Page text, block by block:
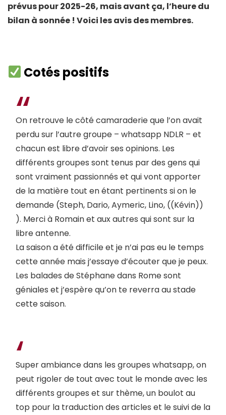
prévus pour 2025-26, mais avant ça, l’heure du
bilan à sonnée ! Voici les avis des membres.
Cotés positifs
On retrouve le côté camaraderie que l’on avait
perdu sur l’autre groupe – whatsapp NDLR – et
chacun est libre d’avoir ses opinions. Les
différents groupes sont tenus par des gens qui
sont vraiment passionnés et qui vont apporter
de la matière tout en étant pertinents si on le
demande (Steph, Dario, Aymeric, Lino, ((Kévin))
). Merci à Romain et aux autres qui sont sur la
libre antenne.
La saison a été difficile et je n’ai pas eu le temps
cette année mais j’essaye d’écouter que je peux.
Les balades de Stéphane dans Rome sont
géniales et j’espère qu’on te reverra au stade
cette saison.
Super ambiance dans les groupes whatsapp, on
peut rigoler de tout avec tout le monde avec les
différents groupes et sur thème, un boulot au
top pour la traduction des articles et le suivi de la